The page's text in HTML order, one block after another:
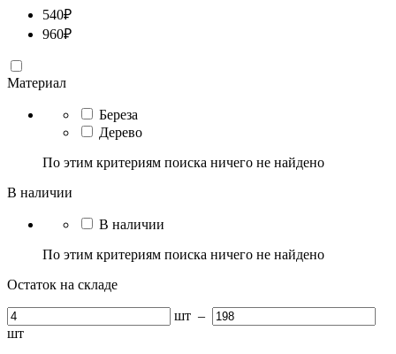
540₽
960₽
Материал
Береза
Дерево
По этим критериям поиска ничего не найдено
В наличии
В наличии
По этим критериям поиска ничего не найдено
Остаток на складе
шт –
шт